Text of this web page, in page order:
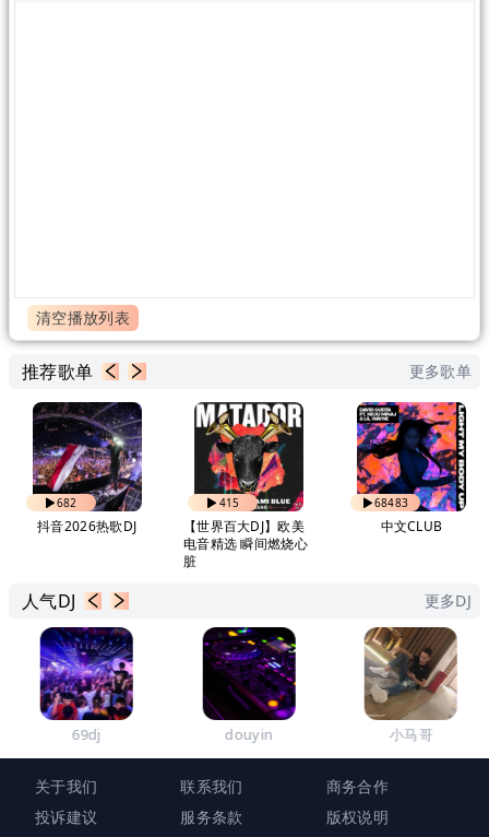
清空播放列表
推荐歌单 更多歌单
682
抖音2026热歌DJ
415
【世界百大DJ】欧美
电音精选 瞬间燃烧心
脏
68483
中文CLUB
人气DJ 更多DJ
69dj douyin 小马哥
关于我们 联系我们
商务合作
投诉建议
服务条款 版权说明